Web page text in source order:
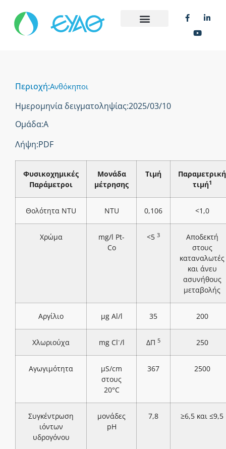
Περιοχή:Ανθόκηποι
Ημερομηνία δειγματοληψίας:2025/03/10
Ομάδα:Α
Λήψη:PDF
Φυσικοχημικές
Παράμετροι
Μονάδα
μέτρησης
Τιμή
Παραμετρική
τιμή1
Θολότητα NTU NTU 0,106 <1,0
Χρώμα
mg/l Pt-
Co
<5 3
Αποδεκτή
στους
καταναλωτές
και άνευ
ασυνήθους
μεταβολής
Αργίλιο μg Al/l 35 200
Χλωριούχα mg Cl-/l ΔΠ 5 250
Αγωγιμότητα
μS/cm
στους
20°C
367 2500
Συγκέντρωση
ιόντων
υδρογόνου
μονάδες
pH
7,8 ≥6,5 και ≤9,5